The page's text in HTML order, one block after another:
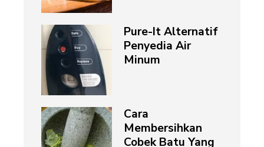
Pure-It Alternatif
Penyedia Air
Minum
Cara
Membersihkan
Cobek Batu Yang